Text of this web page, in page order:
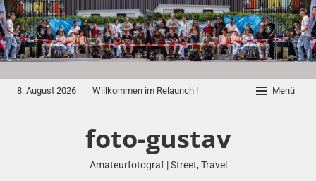
Zum
Inhalt
springen
8. August 2026 Willkommen im Relaunch ! Menü
foto-gustav
Amateurfotograf | Street, Travel